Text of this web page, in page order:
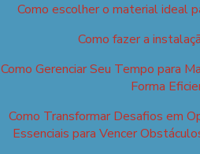
Como escolher o material ideal
Como fazer a
Como Gerenciar Seu Tempo para
Forma
Como Transformar Desafios em
Essenciais para Vencer